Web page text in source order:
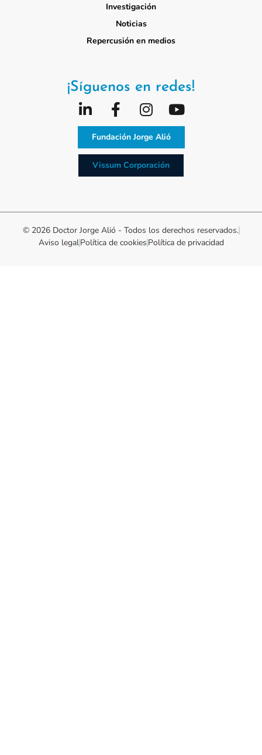
Investigación
Noticias
Repercusión en medios
¡Síguenos en redes!
Fundación Jorge Alió
Vissum Corporación
© 2026 Doctor Jorge Alió - Todos los derechos reservados.
Aviso legalPolítica de cookies Política de privacidad